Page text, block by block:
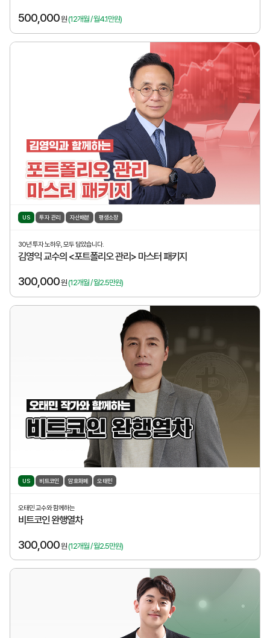
500,000원(12개월 / 월4.1만원)
US 투자 관리 자산배분 평생소장
30년 투자 노하우, 모두 담았습니다.
김영익 교수의 <포트폴리오 관리> 마스터 패키지
300,000원(12개월 / 월2.5만원)
US 비트코인 암호화폐 오태민
오태민 교수와 함께하는
비트코인 완행열차
300,000원(12개월 / 월2.5만원)